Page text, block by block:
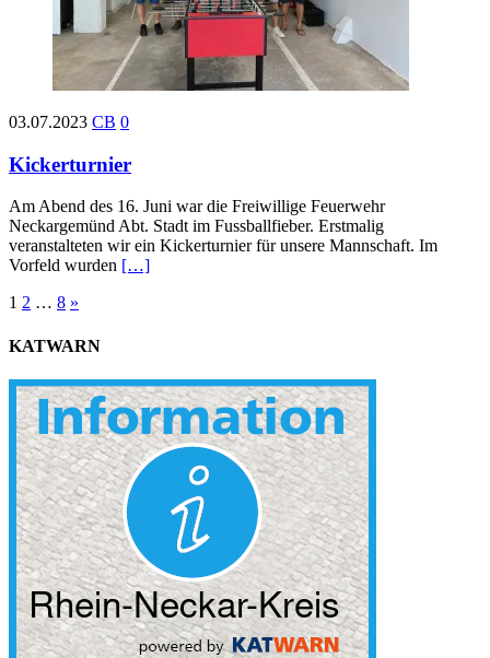
03.07.2023 CB 0
Kickerturnier
Am Abend des 16. Juni war die Freiwillige Feuerwehr
Neckargemünd Abt. Stadt im Fussballfieber. Erstmalig
veranstalteten wir ein Kickerturnier für unsere Mannschaft. Im
Vorfeld wurden […]
Seitennummerierung
der
1 2 … 8 »
KATWARN